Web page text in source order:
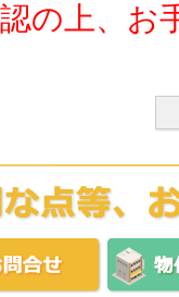
の上、お